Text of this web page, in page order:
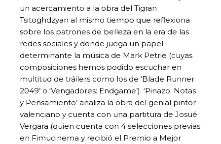
un acercamiento a la obra del Tigran
Tsitoghdzyan al mismo tiempo que reflexiona
sobre los patrones de belleza en la era de las
redes sociales y donde juega un papel
determinante la música de Mark Petrie (cuyas
composiciones hemos podido escuchar en
multitud de tráilers como los de ‘Blade Runner
2049’ o ‘Vengadores: Endgame’). ‘Pinazo. Notas
y Pensamiento’ analiza la obra del genial pintor
valenciano y cuenta con una partitura de Josué
Vergara (quien cuenta con 4 selecciones previas
en Fimucinema y recibió el Premio a Mejor